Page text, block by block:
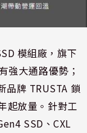
模組廠，旗下
強大通路優勢；
品牌 TRUSTA 鎖
起放量。針對工
SSD、CXL